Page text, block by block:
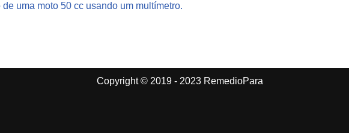
de uma moto 50 cc usando um multímetro.
Copyright © 2019 - 2023 RemedioPara